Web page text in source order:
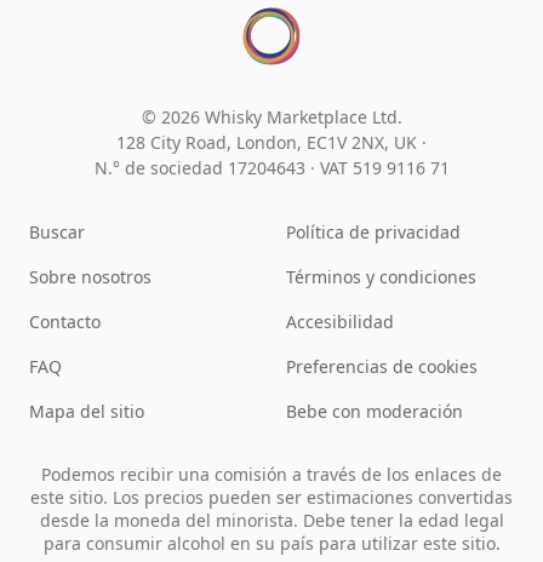
© 2026 Whisky Marketplace Ltd.
128 City Road, London, EC1V 2NX, UK ·
N.° de sociedad 17204643 · VAT 519 9116 71
Buscar
Sobre nosotros
Contacto
FAQ
Mapa del sitio
Política de privacidad
Términos y condiciones
Accesibilidad
Preferencias de cookies
Bebe con moderación
Podemos recibir una comisión a través de los enlaces de
este sitio. Los precios pueden ser estimaciones convertidas
desde la moneda del minorista. Debe tener la edad legal
para consumir alcohol en su país para utilizar este sitio.